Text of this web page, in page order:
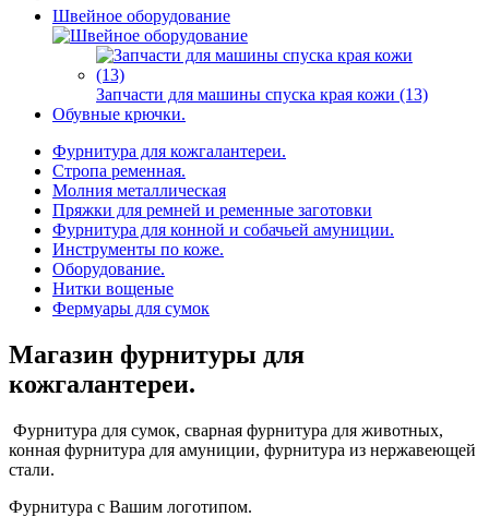
Швейное оборудование
Запчасти для машины спуска края кожи (13)
Обувные крючки.
Фурнитура для кожгалантереи.
Стропа ременная.
Молния металлическая
Пряжки для ремней и ременные заготовки
Фурнитура для конной и собачьей амуниции.
Инструменты по коже.
Оборудование.
Нитки вощеные
Фермуары для сумок
Магазин фурнитуры для
кожгалантереи.
Фурнитура для сумок, сварная фурнитура для животных,
конная фурнитура для амуниции, фурнитура из нержавеющей
стали.
Фурнитура с Вашим логотипом.